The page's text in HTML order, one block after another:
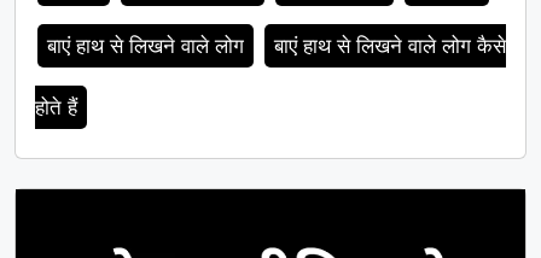
बाएं हाथ से लिखने वाले लोग बाएं हाथ से लिखने वाले लोग कैसे
होते हैं